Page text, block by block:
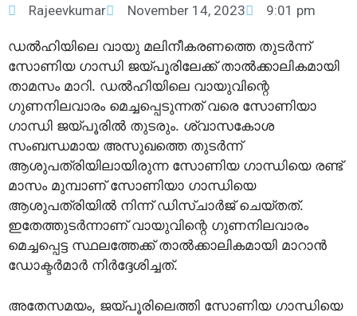
Rajeevkumar November 14, 2023 9:01 pm
ഡല്‍ഹിയിലെ വായു മലിനീകരണത്തെ തുടര്‍ന്ന്
സോണിയ ഗാന്ധി ജയ്പൂരിലേക്ക് താല്‍ക്കാലികമായി
താമസം മാറി. ഡല്‍ഹിയിലെ വായുവിന്റെ
ഗുണനിലവാരം മെച്ചപ്പെടുന്നത് വരെ സോണിയാ
ഗാന്ധി ജയ്പൂരിൽ തുടരും. ശ്വാസകോശ
സംബന്ധമായ അസുഖത്തെ തുടർന്ന്
ആശുപത്രിയിലായിരുന്ന സോണിയ ​ഗാന്ധിയെ രണ്ട്
മാസം മുമ്പാണ് സോണിയാ ഗാന്ധിയെ
ആശുപത്രിയില്‍ നിന്ന് ഡിസ്ചാര്‍ജ് ചെയ്തത്.
ഇതേത്തുടര്‍ന്നാണ് വായുവിന്റെ ഗുണനിലവാരം
മെച്ചപ്പെട്ട സ്ഥലത്തേക്ക് താല്‍ക്കാലികമായി മാറാന്‍
ഡോക്ടര്‍മാര്‍ നിര്‍ദ്ദേശിച്ചത്.
അതേസമയം, ജയ്പൂരിലെത്തി സോണിയ ഗാന്ധിയെ